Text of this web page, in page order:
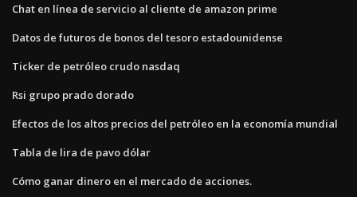
Chat en línea de servicio al cliente de amazon prime
Datos de futuros de bonos del tesoro estadounidense
Ticker de petróleo crudo nasdaq
Rsi grupo prado dorado
Efectos de los altos precios del petróleo en la economía mundial
Tabla de lira de pavo dólar
Cómo ganar dinero en el mercado de acciones.